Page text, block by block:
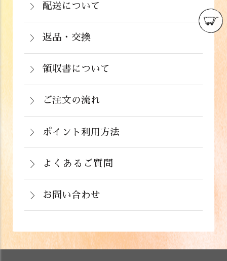
関東・信越・北陸・中部：990円(税込)
東北：1,210円(税込)
北海道：1,430円(税込)
沖縄：2,024円(税込)
※クール便の場合は送料＋クール代金
220円（税込）
数料弊社負担）・銀行振込（前払い）・
郵便振込（前払い）・PayPay（オンラ
イン決済）・ドコモケータイ払い・auか
んたん決済・au PAY・ソフトバンクまと
めて支払い(B)がご利用頂けます。
配送について
通常在庫がある商品につきましては、ご
注文から２～５営業日で発送いたしま
す。
返品・交換
商品が食品のため、お客様のお手元に到
着後の返品は基本的にお受け出来ませ
ん。但し、発送中の破損や不良品、ある
いはご注文と違う商品が届いた場合は、
お手数ですが商品到着後３日以内に当店
までご連絡下さい。
領収書について
領収書をご希望のお客様は、ご注文画面
の備考欄にてお知らせ下さい。なお、お
支払い方法にて領収書の形態が異なりま
す。
ご注文の流れ
ポイント利用方法
会員登録をされたお客様はポイントを利
用できます。ご注文画面の「お支払い方
法選択」画面にて、ポイント利用を入力
することができます。店舗では利用でき
ません。
詳しくはこちら
よくあるご質問
お問い合わせ
フォームでのお問い合わせ